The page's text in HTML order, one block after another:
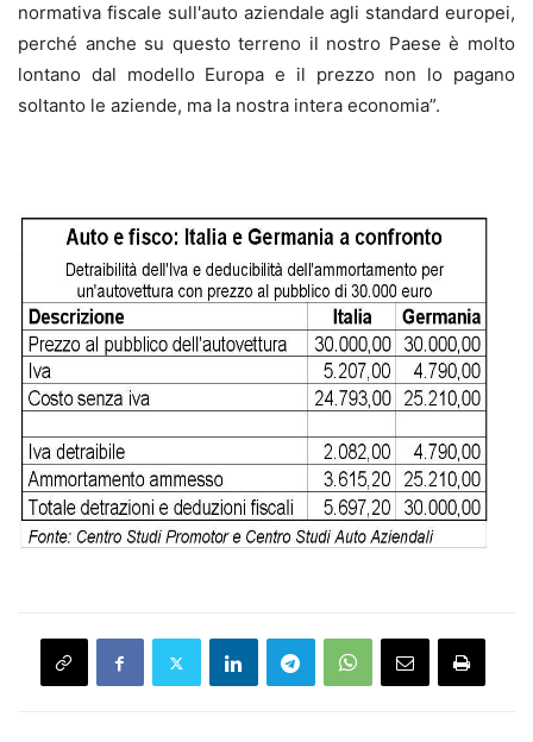
normativa fiscale sull'auto aziendale agli standard europei,
perché anche su questo terreno il nostro Paese è molto
lontano dal modello Europa e il prezzo non lo pagano
soltanto le aziende, ma la nostra intera economia”.